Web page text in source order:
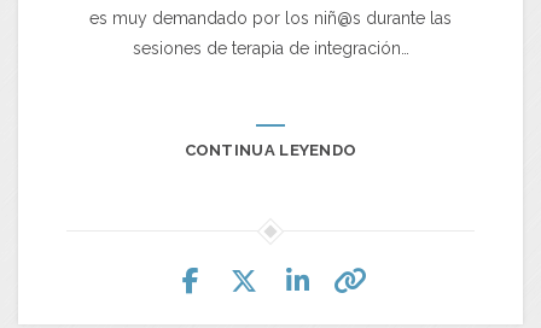
es muy demandado por los niñ@s durante las
sesiones de terapia de integración…
CONTINUA LEYENDO